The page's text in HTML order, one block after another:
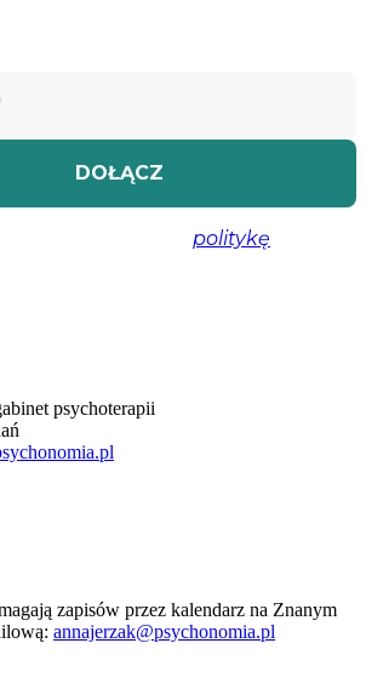
politykę
uzyskać więcej informacji.
psychoterapii
zapisów przez kalendarz na Znanym
annajerzak@psychonomia.pl